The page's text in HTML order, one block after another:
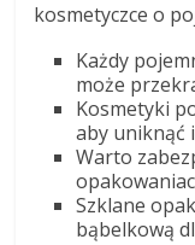
kosmetyczce o
Każdy
może
Kosmetyki
aby uniknąć
Warto
Szklane
bąbelkową